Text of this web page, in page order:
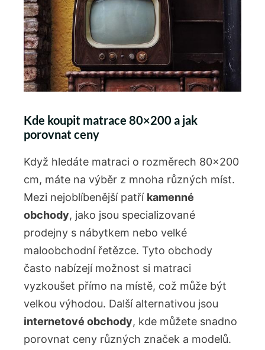
Kde koupit matrace 80×200 a jak
porovnat ceny
Když hledáte matraci o rozměrech 80×200
cm, máte na výběr z mnoha různých míst.
Mezi nejoblíbenější patří kamenné
obchody, jako jsou specializované
prodejny s nábytkem nebo velké
maloobchodní řetězce. Tyto obchody
často nabízejí možnost si matraci
vyzkoušet přímo na místě, což může být
velkou výhodou. Další alternativou jsou
internetové obchody, kde můžete snadno
porovnat ceny různých značek a modelů.